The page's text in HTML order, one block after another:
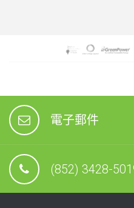
電子郵件
(852) 3428-